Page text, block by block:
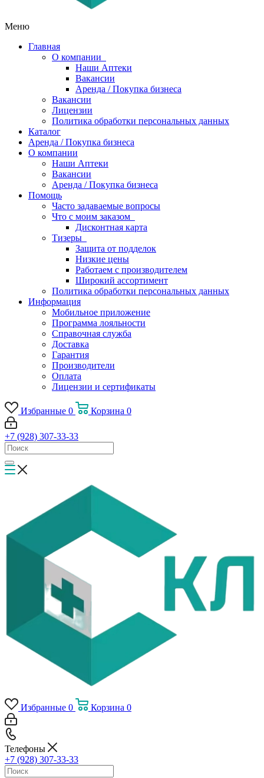
Меню
Главная
О компании
Наши Аптеки
Вакансии
Аренда / Покупка бизнеса
Вакансии
Лицензии
Политика обработки персональных данных
Каталог
Аренда / Покупка бизнеса
О компании
Наши Аптеки
Вакансии
Аренда / Покупка бизнеса
Помощь
Часто задаваемые вопросы
Что с моим заказом
Дисконтная карта
Тизеры
Защита от подделок
Низкие цены
Работаем с производителем
Широкий ассортимент
Политика обработки персональных данных
Информация
Мобильное приложение
Программа лояльности
Справочная служба
Доставка
Гарантия
Производители
Оплата
Лицензии и сертификаты
Избранные 0 Корзина 0
+7 (928) 307-33-33
Избранные 0 Корзина 0
Телефоны
+7 (928) 307-33-33